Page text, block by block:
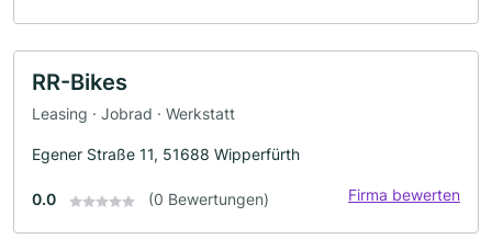
RR-Bikes
Leasing · Jobrad · Werkstatt
Egener Straße 11, 51688 Wipperfürth
0.0 (0 Bewertungen) Firma bewerten